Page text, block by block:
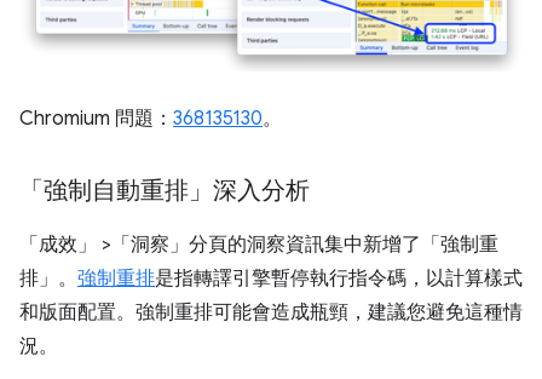
Chromium 問題： 368135130。
「強制自動重排」深入分析
「成效」 >「洞察」 分頁的洞察資訊集中新增了「強制重
排」 。 強制重排是指轉譯引擎暫停執行指令碼，以計算樣式
和版面配置。強制重排可能會造成瓶頸，建議您避免這種情
況。